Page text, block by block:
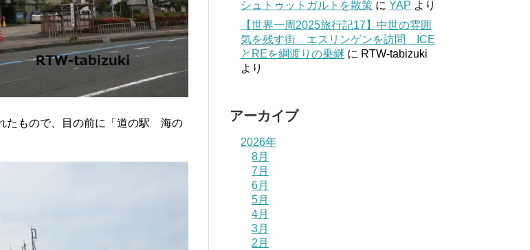
たもので、目の前に「道の駅 海の
シュトゥットガルトを散策 に YAP より
【世界一周2025旅行記17】中世の雰囲
気を残す街 エスリンゲンを訪問 ICE
とREを綱渡りの乗継 に RTW-tabizuki
より
アーカイブ
2026年
8月
7月
6月
5月
4月
3月
2月